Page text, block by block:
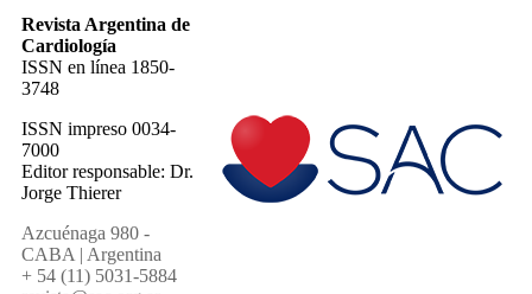
Revista Argentina de
Cardiología
ISSN en línea 1850-
3748
ISSN impreso 0034-
7000
Editor responsable: Dr.
Jorge Thierer
Azcuénaga 980 -
CABA | Argentina
+ 54 (11) 5031-5884